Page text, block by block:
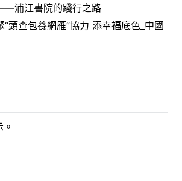
浦江書院的踐行之路
頭查包養網雁”協力 添幸福底色_中國